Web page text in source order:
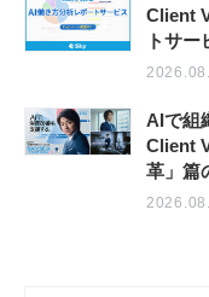
Client
トサー
AIで組
Client
革」篇